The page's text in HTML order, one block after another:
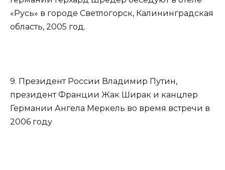
«Русь» в городе Светлогорск, Калининградская
область, 2005 год.
9. Президент России Владимир Путин,
президент Франции Жак Ширак и канцлер
Германии Ангела Меркель во время встречи в
2006 году